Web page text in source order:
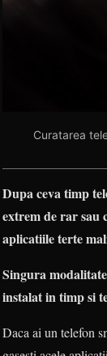
Curatarea
Dupa ceva timp
extrem de rar sau
aplicatiile terte
Singura
instalat in timp si
Daca ai un telefon